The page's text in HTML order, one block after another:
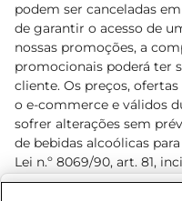
podem ser canceladas
de garantir o acesso de
nossas promoções, a
promocionais poderá ter
cliente. Os preços,
o e-commerce e válidos
sofrer alterações sem
de bebidas alcoólicas
Lei n.º 8069/90, art. 81,
Adolescente). Preços e